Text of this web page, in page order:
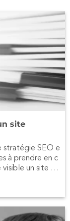
site
stratégie SEO e
à prendre en c
un site In